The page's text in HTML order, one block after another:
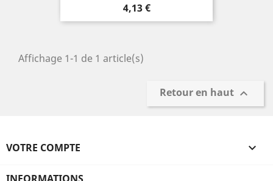
Prix
4,13 €
Affichage 1-1 de 1 article(s)
Retour en haut 
VOTRE COMPTE 